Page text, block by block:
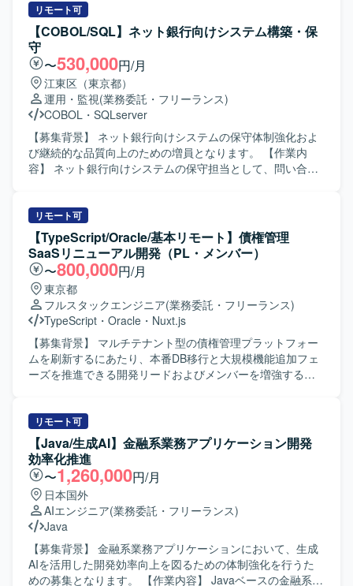
ルなシステムに携わることで、社会基盤を支える経験を積
むことができます。 大規模なOracle Database環境やData
Guard、RAC構成など、エンタープライズレベルの技術要
素に継続的に触れることができます。 データベース運用だ
けでなく、パフォーマンスチューニングや構成の理解を通
じて専門性を高めていくことが可能です。 【開発環境】
Oracle Databaseを中心とした環境で、Data GuardやRAC
を用いた構成となっております。 OSはLinux/UNIX系環境を
利用しており、各種ログ解析や監視ツールを組み合わせた
運用が行われております。
を用いて、フロント画面関連の要件を踏まえた設計・実
装・改修を行っていただきます。 バックエンドのWebAPI
と連携した画面開発や、関連システムとのインターフェー
ス部分の実装・調整も行っていただきます。 【求める人物
像】 業務ドメインを理解しながら主体的にキャッチアップ
し、アジャイルな進め方に柔軟に対応できる方を求めてお
ります。 周囲のメンバーとコミュニケーションを取りなが
ら、仕様調整や改善提案を行える方が望ましいです。 【ポ
ジションの魅力】 会計領域を含む業務システムの刷新プロ
ジェクトに参画することで、フロントエンドとバックエン
ド双方のスキルを活かしながら業務知識も習得していただ
ックエンドはSpringBootを用いたWebAPI開発、DBは
MySQLを利用した構成となります。 フロントエンドは
Vue.js（ver.3:Composition API）およびTypeScriptを用いた
開発を行っております。 UIコンポーネントには
Element（Plus）UIを利用しています。
リモート可
【COBOL/SQL】ネット銀行向けシステム構築・保
守
〜530,000円/月
江東区（東京都）
運用・監視(業務委託・フリーランス)
COBOL ・ SQLserver
【募集背景】 ネット銀行向けシステムの保守体制強化およ
び継続的な品質向上のための増員となります。 【作業内
容】 ネット銀行向けシステムの保守担当として、問い合わ
設計以降の一部作業についてはオフショアチームとの連携
を行いながら進行していただきます。 【求める人物像】 主
体的に業務に取り組み、関係者とのコミュニケーションを
取りながら円滑に業務を進めていただける方を求めていま
す。テレワーク環境下でも積極的に情報共有を行い、自ら
考えて行動し、課題に対して粘り強く取り組める方が望ま
しいです。 【ポジションの魅力】 ネット銀行向けのシステ
ム保守を通じて、金融業界特有の業務知識や大規模システ
ムの運用・保守ノウハウを身につけることができます。オ
フショアチームとの協業を通じて、ドキュメント作成やコ
ミュニケーションスキルも磨くことができ、上流工程から
の保守開発環境となります。
リモート可
【TypeScript/Oracle/基本リモート】債権管理
SaaSリニューアル開発（PL・メンバー）
〜800,000円/月
東京都
フルスタックエンジニア(業務委託・フリーランス)
TypeScript ・ Oracle ・ Nuxt.js
【募集背景】 マルチテナント型の債権管理プラットフォー
ムを刷新するにあたり、本番DB移行と大規模機能追加フェ
ーズを推進できる開発リードおよびメンバーを増強するた
バックエンド（Express.js）の設計・実装・レビューを行っ
ていただきます。インメモリモックで稼働中のAPI群につい
て、Oracle 19C本番DBへの接続切り替えおよび全機能対応
を主導していただきます。帳票ポータル、受注管理との連
携機能、OEM切替機能などの次フェーズの要件定義や設計
にも関与していただきます。PLポジションでは、スケジュ
ール策定、進捗報告、ステークホルダーとの調整、
Playwrightを用いたE2Eテストやコードレビューを通じた品
質管理も担当していただきます。 【求める人物像】 既存の
設計やコードを理解した上で、改善点を主体的に提案・実
行できる方を求めています。DB移行やマルチテナント設計
リモート可
【Java/生成AI】金融系業務アプリケーション開発
効率化推進
〜1,260,000円/月
日本国外
AIエンジニア(業務委託・フリーランス)
Java
【募集背景】 金融系業務アプリケーションにおいて、生成
AIを活用した開発効率向上を図るための体制強化を行うた
めの募集となります。 【作業内容】 Javaベースの金融系業